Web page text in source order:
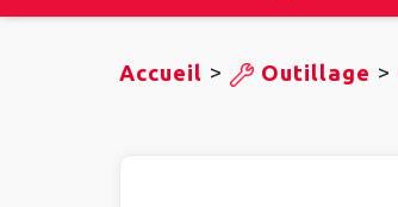
Accueil > Outillage >